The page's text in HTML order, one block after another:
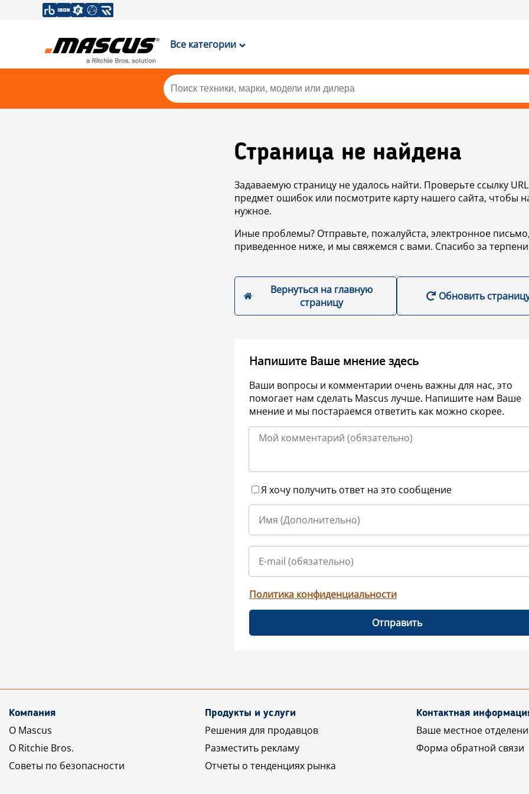
Все категории
Страница не найдена
Задаваемую страницу не удалось найти. Проверьте ссылку
предмет ошибок или посмотрите карту нашего сайта, чтобы
нужное.
Иные проблемы? Отправьте, пожалуйста, электронное
приведенное ниже, и мы свяжемся с вами. Спасибо за
Вернуться на главную
страницу
Обновить
Напишите Ваше мнение здесь
Ваши вопросы и комментарии очень важны для нас, это
помогает нам сделать Mascus лучше. Напишите нам Ваше
мнение и мы постараемся ответить как можно скорее.
Я хочу получить ответ на это сообщение
Политика конфиденциальности
Отправить
Компания
О Mascus
О Ritchie Bros.
Советы по безопасности
Продукты и услуги
Решения для продавцов
Разместить рекламу
Отчеты о тенденциях рынка
Контактная
Ваше местное
Форма обратной связи